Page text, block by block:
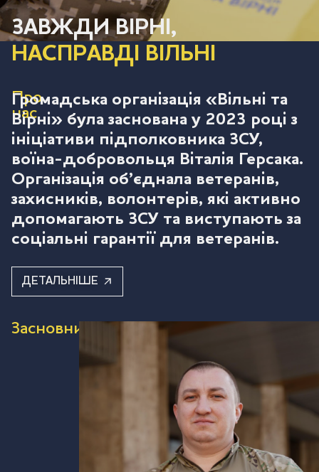
ЗАВЖДИ ВІРНІ,
НАСПРАВДІ ВІЛЬНІ
Про
нас
Громадська організація «Вільні та
Вірні» була заснована у 2023 році з
ініціативи підполковника ЗСУ,
воїна-добровольця Віталія Герсака.
Організація об’єднала ветеранів,
захисників, волонтерів, які активно
допомагають ЗСУ та виступають за
соціальні гарантії для ветеранів.
ДЕТАЛЬНІШЕ
Засновник